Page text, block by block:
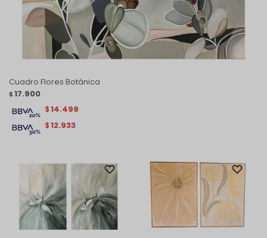
Cuadro Flores Botánica
$ 17.900
$12.933
$14.499